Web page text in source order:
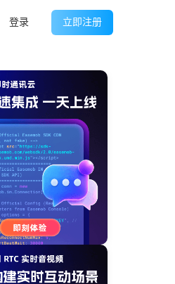
登录 立即注册